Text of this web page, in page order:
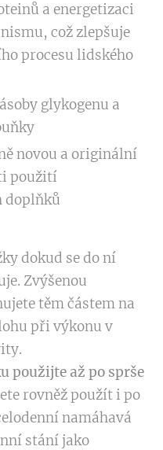
a energetizaci
což zlepšuje
procesu lidského
glykogenu a
novou a originální
použití
doplňků
dokud se do ní
Zvýšenou
těm částem na
při výkonu v
použijte až po sprše
rovněž použít i po
namáhavá
stání jako